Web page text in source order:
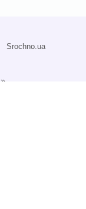
Srochno.ua
»